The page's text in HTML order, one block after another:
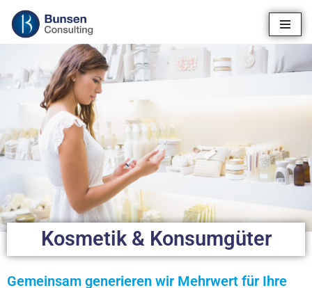
Zum
springen
Kosmetik & Konsumgüter
Gemeinsam generieren wir Mehrwert für Ihre